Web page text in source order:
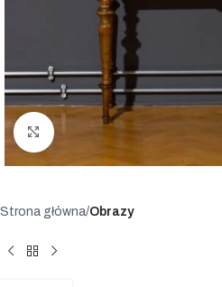
Powiększ
Strona główna Obrazy